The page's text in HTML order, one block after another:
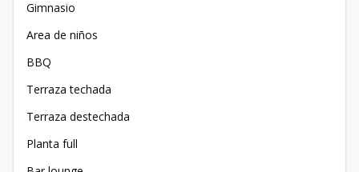
Gimnasio
Area de niños
BBQ
Terraza techada
Terraza destechada
Planta full